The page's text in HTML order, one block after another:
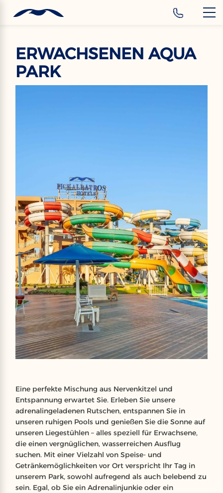
ERWACHSENEN AQUA
PARK
Eine perfekte Mischung aus Nervenkitzel und
Entspannung erwartet Sie. Erleben Sie unsere
adrenalingeladenen Rutschen, entspannen Sie in
unseren ruhigen Pools und genießen Sie die Sonne auf
unseren Liegestühlen – alles speziell für Erwachsene,
die einen vergnüglichen, wasserreichen Ausflug
suchen. Mit einer Vielzahl von Speise- und
Getränkemöglichkeiten vor Ort verspricht Ihr Tag in
unserem Park, sowohl aufregend als auch belebend zu
sein. Egal, ob Sie ein Adrenalinjunkie oder ein